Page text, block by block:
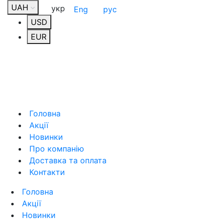
UAH
USD
EUR
укр Eng рус
Головна
Акції
Новинки
Про компанію
Доставка та оплата
Контакти
Головна
Акції
Новинки